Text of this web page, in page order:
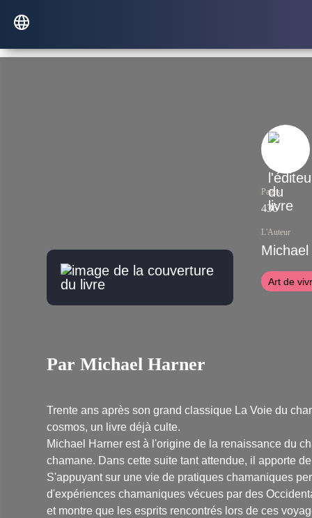
Pages
436
L'Auteur
Art de
Par Michael Harner
Trente ans après son grand classique La Voie du
cosmos, un livre déjà culte.
Michael Harner est à l'origine de la renaissance du
chamane. Dans cette suite tant attendue, il apporte
S'appuyant sur une vie de pratiques chamaniques
d'expériences chamaniques vécues par des
et montre que les esprits rencontrés lors de ces